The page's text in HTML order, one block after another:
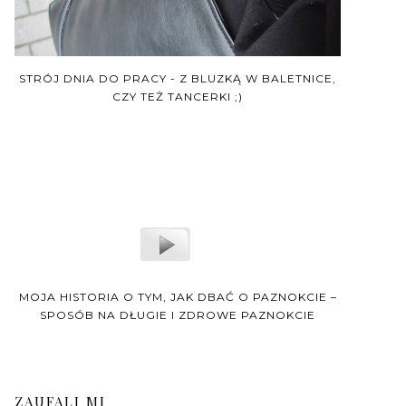
STRÓJ DNIA DO PRACY - Z BLUZKĄ W BALETNICE,
CZY TEŻ TANCERKI ;)
MOJA HISTORIA O TYM, JAK DBAĆ O PAZNOKCIE –
SPOSÓB NA DŁUGIE I ZDROWE PAZNOKCIE
ZAUFALI MI